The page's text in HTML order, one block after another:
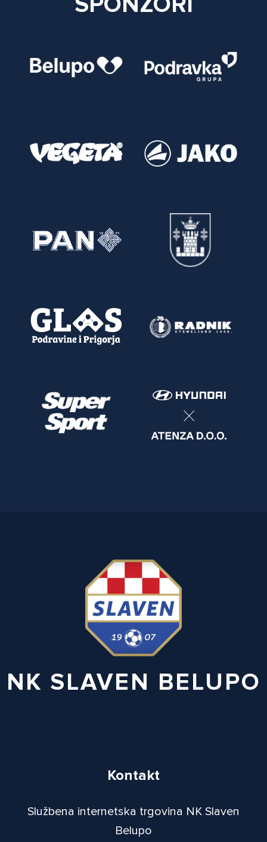
NK SLAVEN BELUPO
Kontakt
Službena internetska trgovina NK Slaven
Belupo